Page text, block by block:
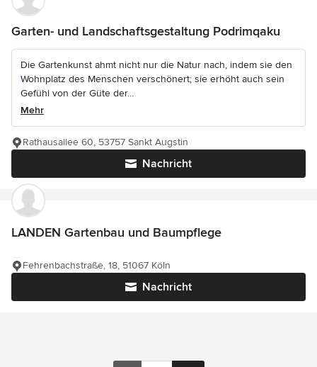
Garten- und Landschaftsgestaltung Podrimqaku
Die Gartenkunst ahmt nicht nur die Natur nach, indem sie den
Wohnplatz des Menschen verschönert; sie erhöht auch sein
Gefühl von der Güte der...
Mehr
Nachricht
Rathausallee 60, 53757 Sankt Augstin
LANDEN Gartenbau und Baumpflege
Nachricht
Fehrenbachstraße, 18, 51067 Köln